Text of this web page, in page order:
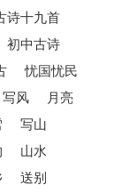
诗十九首
初中古诗
忧国忧民
写风
月亮
写山
山水
送别